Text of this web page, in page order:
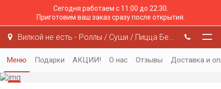
Сегодня работаем с 11:00 до 22:30.
Приготовим ваш заказ сразу после открытия.
Вилкой не есть - Роллы / Суши / Пицца Белгород
Меню Подарки АКЦИИ! О нас Отзывы Доставка и